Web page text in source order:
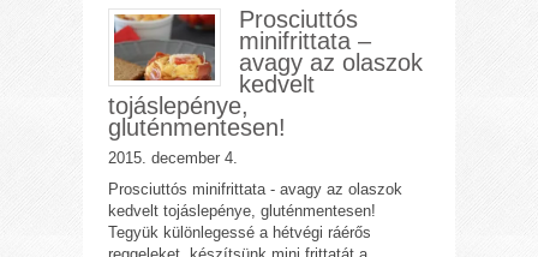
Prosciuttós
minifrittata –
avagy az olaszok
kedvelt
tojáslepénye,
gluténmentesen!
2015. december 4.
Prosciuttós minifrittata - avagy az olaszok
kedvelt tojáslepénye, gluténmentesen!
Tegyük különlegessé a hétvégi ráérős